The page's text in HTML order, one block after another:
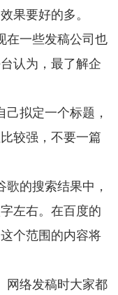
果要好的多。
一些发稿公司也
认为，最了解企
拟定一个标题，
较强，不要一篇
的搜索结果中，
左右。在百度的
个范围的内容将
络发稿时大家都